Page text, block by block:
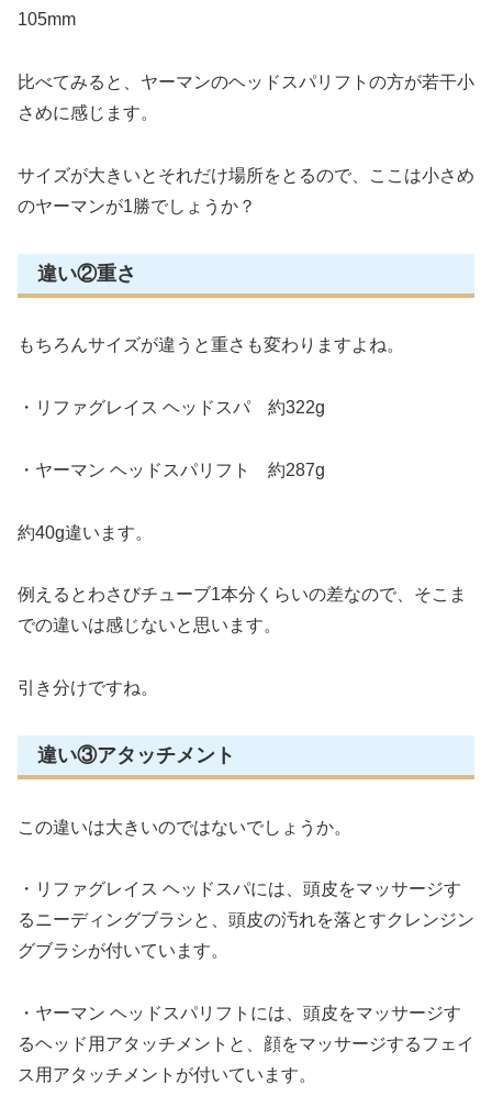
105mm
比べてみると、ヤーマンのヘッドスパリフトの方が若干小
さめに感じます。
サイズが大きいとそれだけ場所をとるので、ここは小さめ
のヤーマンが1勝でしょうか？
違い②重さ
もちろんサイズが違うと重さも変わりますよね。
・リファグレイス ヘッドスパ 約322g
・ヤーマン ヘッドスパリフト 約287g
約40g違います。
例えるとわさびチューブ1本分くらいの差なので、そこま
での違いは感じないと思います。
引き分けですね。
違い③アタッチメント
この違いは大きいのではないでしょうか。
・リファグレイス ヘッドスパには、頭皮をマッサージす
るニーディングブラシと、頭皮の汚れを落とすクレンジン
グブラシが付いています。
・ヤーマン ヘッドスパリフトには、頭皮をマッサージす
るヘッド用アタッチメントと、顔をマッサージするフェイ
ス用アタッチメントが付いています。